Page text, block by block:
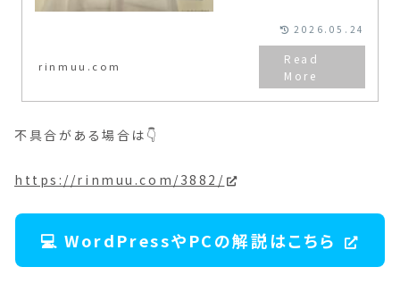
てしまいますよね！細かいところは
専用ブラシがつかいやすい。専用な
ので太さや、長さが絶妙ですよ！
rinmuu.com
2026.05.24
不具合がある場合は👇
https://rinmuu.com/3882/
💻 WordPressやPCの解説はこちら